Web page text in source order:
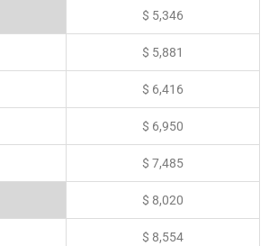
$ 5,346
$ 5,881
$ 6,416
$ 6,950
$ 7,485
$ 8,020
$ 8,554